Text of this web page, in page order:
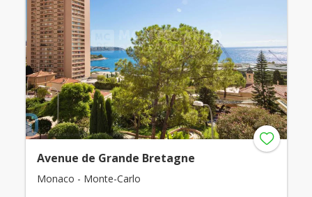
Avenue de Grande Bretagne
Monaco - Monte-Carlo